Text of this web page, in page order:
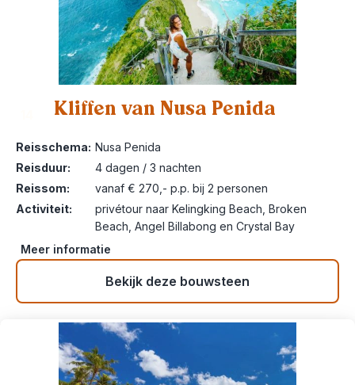
Kliffen van Nusa Penida
Reisschema: Nusa Penida
Reisduur:
4 dagen / 3 nachten
Reissom:
vanaf € 270,- p.p. bij 2 personen
Activiteit:
privétour naar Kelingking Beach, Broken
Beach, Angel Billabong en Crystal Bay
Meer informatie
Bekijk deze bouwsteen